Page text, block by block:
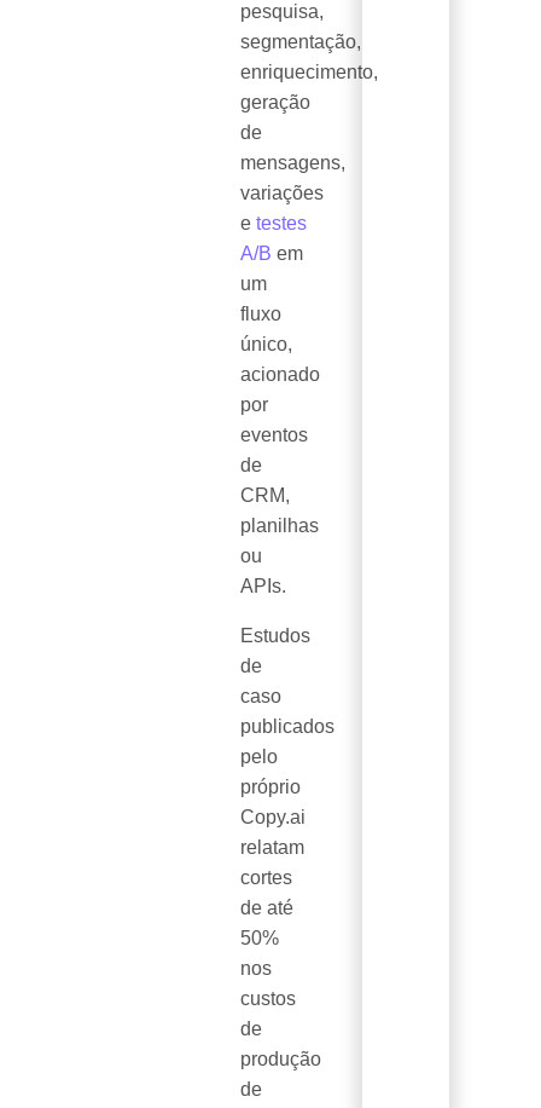
pesquisa,
segmentação,
enriquecimento,
geração
de
mensagens,
variações
etestes
A/B em
um
fluxo
único,
acionado
por
eventos
de
CRM,
planilhas
ou
APIs.
Estudos
de
caso
publicados
pelo
próprio
Copy.ai
relatam
cortes
de até
50%
nos
custos
de
produção
de